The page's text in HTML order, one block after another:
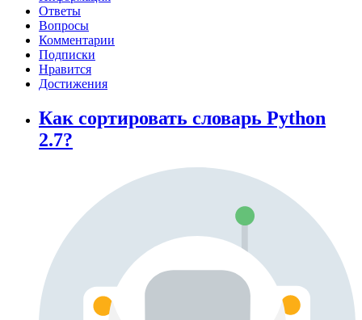
Ответы
Вопросы
Комментарии
Подписки
Нравится
Достижения
Как сортировать словарь Python
2.7?